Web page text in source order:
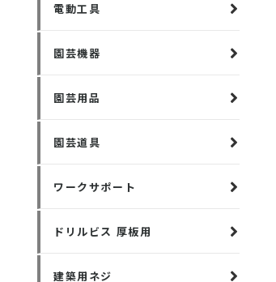
電動工具
園芸機器
園芸用品
園芸道具
ワークサポート
ドリルビス 厚板用
建築用ネジ